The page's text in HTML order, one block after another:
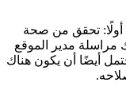
تحقق من صحة
مراسلة مدير الموقع
أيضًا أن يكون هناك